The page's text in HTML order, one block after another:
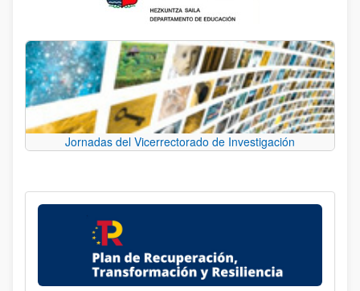
Jornadas del Vicerrectorado de Investigación